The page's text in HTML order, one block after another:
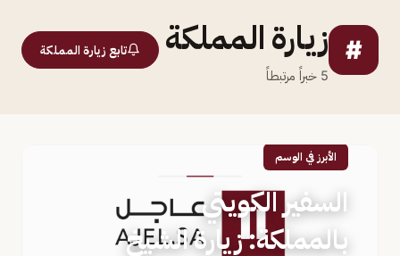
# زيارة المملكة
5 خبراً مرتبطاً
تابع زيارة المملكة
الأبرز في الوسم
السفير الكويتي
بالمملكة: زيارة الشيخ